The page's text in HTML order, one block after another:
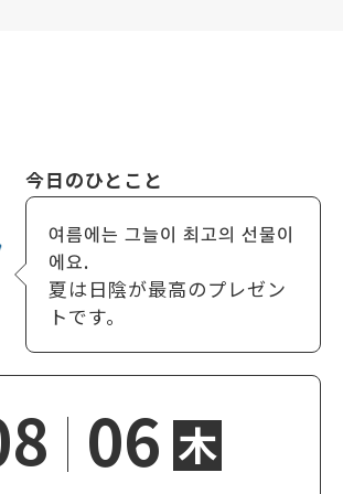
今日のひとこと
여름에는 그늘이 최고의 선물이
에요.
夏は日陰が最高のプレゼン
トです。
06 木